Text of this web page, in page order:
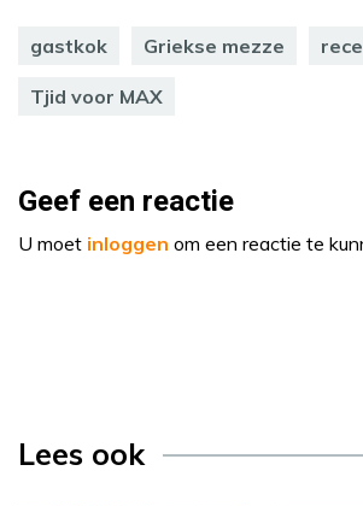
gastkok Griekse mezze
Tjid voor MAX
Geef een reactie
U moet inloggen om een reactie te
Lees ook